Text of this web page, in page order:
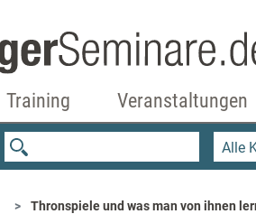
Training Veranstaltungen
Alle
Thronspiele und was man von ihnen